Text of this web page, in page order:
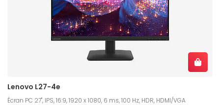
Lenovo L27-4e
Écran PC 27", IPS, 16:9, 1920 x 1080, 6 ms, 100 Hz, HDR, HDMI/VGA